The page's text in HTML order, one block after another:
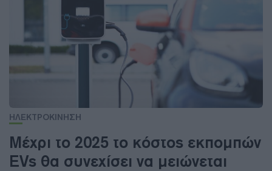
ΗΛΕΚΤΡΟΚΙΝΗΣΗ
Μέχρι το 2025 το κόστος εκπομπών
EVs θα συνεχίσει να μειώνεται